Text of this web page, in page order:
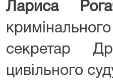
Лариса
секретар
цивільного